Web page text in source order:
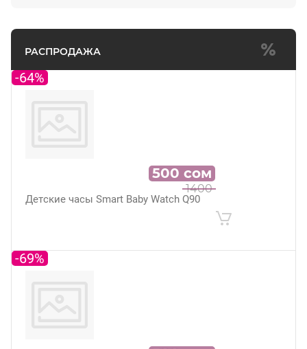
РАСПРОДАЖА
Детские часы Smart Baby Watch Q90
-64%
1400
500 сом
-69%